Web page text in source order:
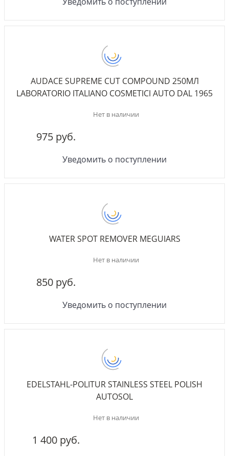
AUDACE SUPREME CUT COMPOUND 250МЛ
LABORATORIO ITALIANO COSMETICI AUTO DAL 1965
Нет в наличии
975 руб.
Уведомить о поступлении
WATER SPOT REMOVER MEGUIARS
Нет в наличии
850 руб.
Уведомить о поступлении
EDELSTAHL-POLITUR STAINLESS STEEL POLISH
AUTOSOL
Нет в наличии
1 400 руб.